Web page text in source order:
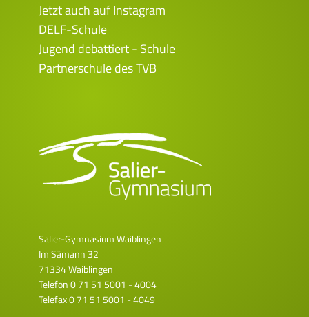
Salier-Gymnasium Waiblingen
Im Sämann 32
71334 Waiblingen
Telefon0 71 51 5001 - 4004
Telefax 0 71 51 5001 - 4049
Jetzt auch auf Instagram
DELF-Schule
Jugend debattiert - Schule
Partnerschule des TVB